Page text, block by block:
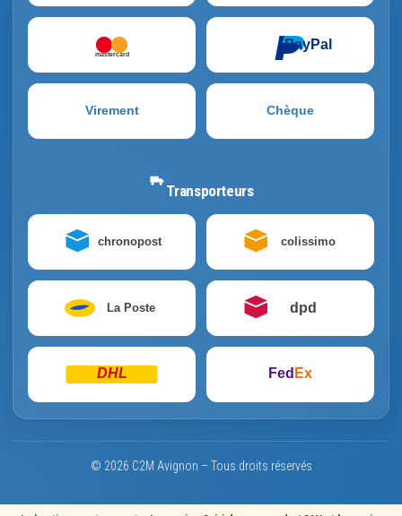
mastercard
PayPal
Virement Chèque
Transporteurs
chronopost colissimo
La Poste dpd
DHL Fed Ex
© 2026 C2M Avignon – Tous droits réservés